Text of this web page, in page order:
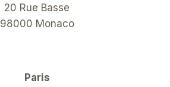
20 Rue Basse
98000 Monaco
Paris